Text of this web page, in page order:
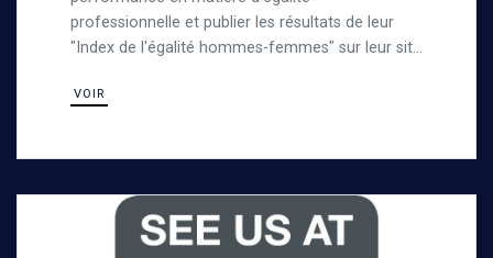
professionnelle et publier les résultats de leur
"Index de l'égalité hommes-femmes" sur leur site
les femmes et les hommes
VOIR